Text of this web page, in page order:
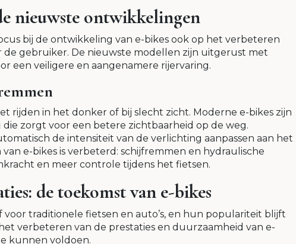
nieuwste ontwikkelingen
bij de ontwikkeling van e-bikes ook op het verbeteren
gebruiker. De nieuwste modellen zijn uitgerust met
een veiligere en aangenamere rijervaring.
rijden in het donker of bij slecht zicht. Moderne e-bikes zijn
zorgt voor een betere zichtbaarheid op de weg.
de intensiteit van de verlichting aanpassen aan het
e-bikes is verbeterd: schijfremmen en hydraulische
en meer controle tijdens het fietsen.
de toekomst van e-bikes
traditionele fietsen en auto’s, en hun populariteit blijft
verbeteren van de prestaties en duurzaamheid van e-
kunnen voldoen.